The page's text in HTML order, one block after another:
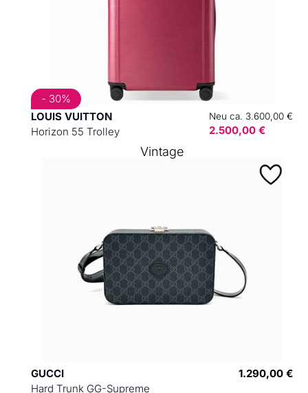
LOUIS VUITTON
Horizon 55 Trolley
Neu ca. 3.600,00 €
2.500,00 €
- 30%
GUCCI
Hard Trunk GG-Supreme
1.290,00 €
Vintage